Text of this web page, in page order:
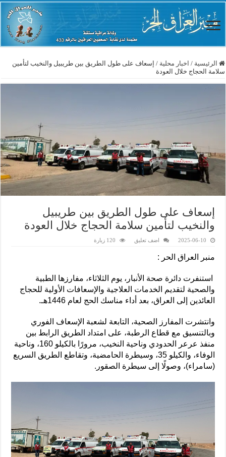
الرئيسية / اخبار محلية / إسعاف على طول الطريق بين طريبيل والنخيب لتأمين
سلامة الحجاج خلال العودة
إسعاف على طول الطريق بين طريبيل
والنخيب لتأمين سلامة الحجاج خلال العودة
2025-06-10 اضف تعليق 120 زيارة
منبر العراق الحر :
استنفرت دائرة صحة الأنبار، يوم الثلاثاء، مفارزها الطبية
والصحية لتقديم الخدمات العلاجية والإسعافات الأولية للحجاج
العائدين إلى العراق، بعد أداء مناسك الحج لعام 1446هـ.
وانتشرت المفارز الصحية، التابعة لشعبة الإسعاف الفوري
وبالتنسيق مع قطاع الرطبة، على امتداد الطريق الرابط بين
منفذ عرعر الحدودي وناحية النخيب، مرورًا بالكيلو 160، وناحية
الوفاء، والكيلو 35، وسيطرة الحامضية، وتقاطع الطريق السريع
(سامراء)، وصولًا إلى سيطرة الصقور.